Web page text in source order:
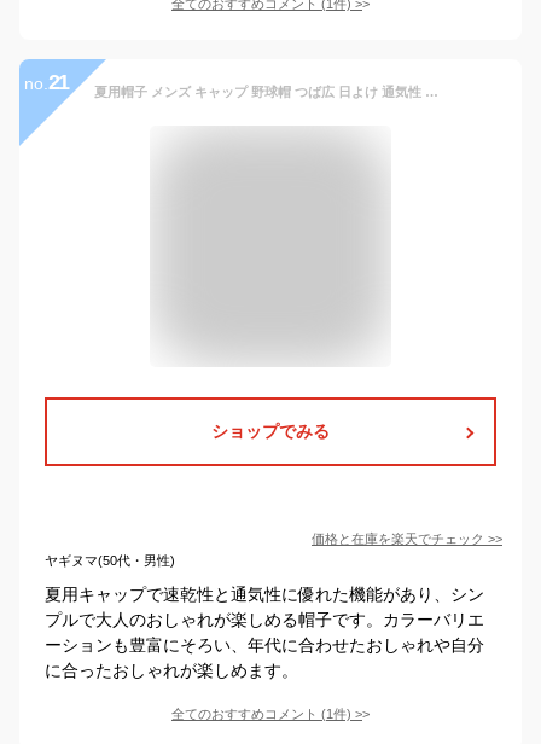
全てのおすすめコメント (1件) >
no. 21 夏用帽子 メンズ キャップ 野球帽 つば広 日よけ 通気性 速乾 大きいサイズ 無地 涼しい シンプル アウトドア 夏新作 きれいめ おしゃれ 送料無料
ショップでみる
価格と在庫を楽天でチェック >>
ヤギヌマ(50代・男性)
夏用キャップで速乾性と通気性に優れた機能があり、シン
プルで大人のおしゃれが楽しめる帽子です。カラーバリエ
ーションも豊富にそろい、年代に合わせたおしゃれや自分
に合ったおしゃれが楽しめます。
全てのおすすめコメント (1件) >